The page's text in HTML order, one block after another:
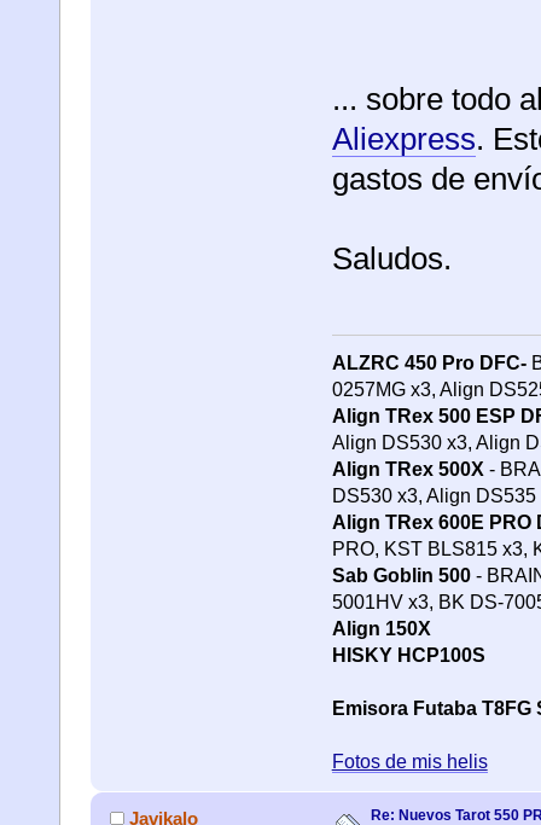
... sobre todo
Aliexpress.
gastos de
Saludos.
ALZRC 450 Pro DFC-
0257MG x3, Align
Align TRex 500 ESP
Align DS530 x3, Align
Align TRex 500X -
DS530 x3, Align DS535
Align TRex 600E PRO
PRO, KST BLS815 x3,
Sab Goblin 500-
5001HV x3, BK DS-
Align 150X
HISKY HCP100S
Emisora Futaba T8FG
Fotos de mis helis
Javikalo Re: Nuevos Tarot 550